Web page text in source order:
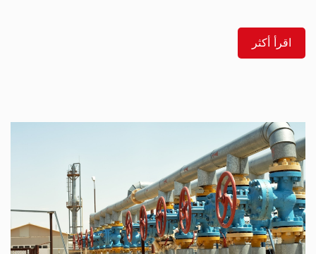
الصناعية، وهي مصممة للتحكم في تدفق المياه من خلال الصمامات.
اقرأ أكثر